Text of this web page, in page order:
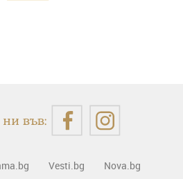
във:
Vesti.bg
Nova.bg